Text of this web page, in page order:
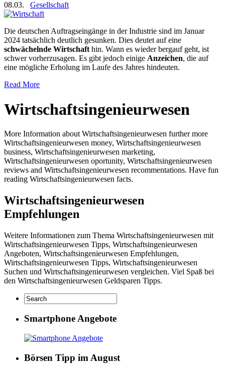
08.03. Gesellschaft
Die deutschen Auftragseingänge in der Industrie sind im Januar
2024 tatsächlich deutlich gesunken. Dies deutet auf eine
schwächelnde Wirtschaft hin. Wann es wieder bergauf geht, ist
schwer vorherzusagen. Es gibt jedoch einige Anzeichen, die auf
eine mögliche Erholung im Laufe des Jahres hindeuten.
Read More
Wirtschaftsingenieurwesen
More Information about Wirtschaftsingenieurwesen further more
Wirtschaftsingenieurwesen money, Wirtschaftsingenieurwesen
business, Wirtschaftsingenieurwesen marketing,
Wirtschaftsingenieurwesen oportunity, Wirtschaftsingenieurwesen
reviews and Wirtschaftsingenieurwesen recommentations. Have fun
reading Wirtschaftsingenieurwesen facts.
Wirtschaftsingenieurwesen
Empfehlungen
Weitere Informationen zum Thema Wirtschaftsingenieurwesen mit
Wirtschaftsingenieurwesen Tipps, Wirtschaftsingenieurwesen
Angeboten, Wirtschaftsingenieurwesen Empfehlungen,
Wirtschaftsingenieurwesen Tipps, Wirtschaftsingenieurwesen
Suchen und Wirtschaftsingenieurwesen vergleichen. Viel Spaß bei
den Wirtschaftsingenieurwesen Geldsparen Tipps.
Smartphone Angebote
Börsen Tipp im August